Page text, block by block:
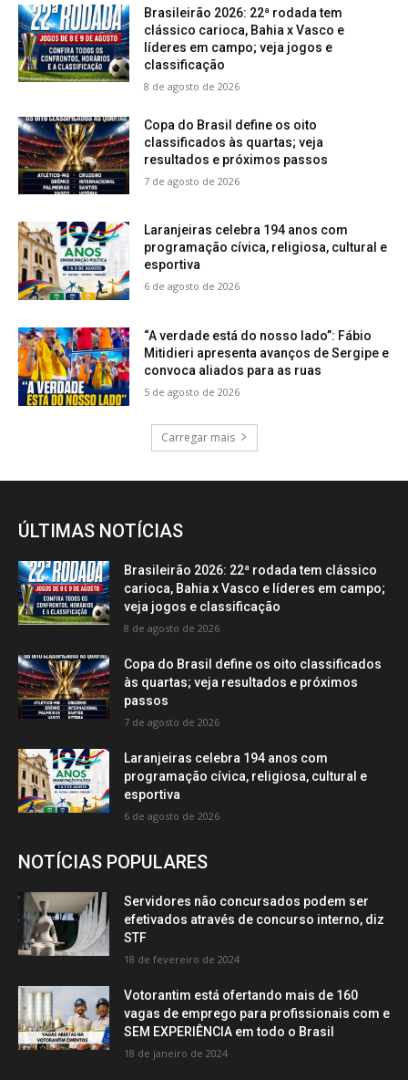
Brasileirão 2026: 22ª rodada tem
clássico carioca, Bahia x Vasco e
líderes em campo; veja jogos e
classificação
8 de agosto de 2026
Copa do Brasil define os oito
classificados às quartas; veja
resultados e próximos passos
7 de agosto de 2026
Laranjeiras celebra 194 anos com
programação cívica, religiosa, cultural e
esportiva
6 de agosto de 2026
“A verdade está do nosso lado”: Fábio
Mitidieri apresenta avanços de Sergipe e
convoca aliados para as ruas
5 de agosto de 2026
Carregar mais
ÚLTIMAS NOTÍCIAS
Brasileirão 2026: 22ª rodada tem clássico
carioca, Bahia x Vasco e líderes em campo;
veja jogos e classificação
8 de agosto de 2026
Copa do Brasil define os oito classificados
às quartas; veja resultados e próximos
passos
7 de agosto de 2026
Laranjeiras celebra 194 anos com
programação cívica, religiosa, cultural e
esportiva
6 de agosto de 2026
NOTÍCIAS POPULARES
Servidores não concursados podem ser
efetivados através de concurso interno, diz
STF
18 de fevereiro de 2024
Votorantim está ofertando mais de 160
vagas de emprego para profissionais com e
SEM EXPERIÊNCIA em todo o Brasil
18 de janeiro de 2024